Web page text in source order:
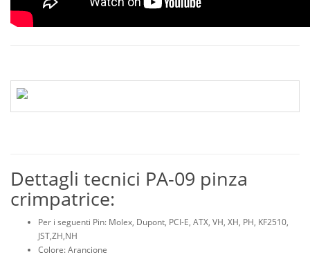
Dettagli tecnici PA-09 pinza
crimpatrice:
Per i seguenti Pin: Molex, Dupont, PCI-E, ATX, VH, XH, PH, KF2510,
JST,ZH,NH
Colore: Arancione